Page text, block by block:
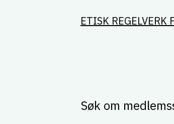
ETISK REGELVERK
Søk om